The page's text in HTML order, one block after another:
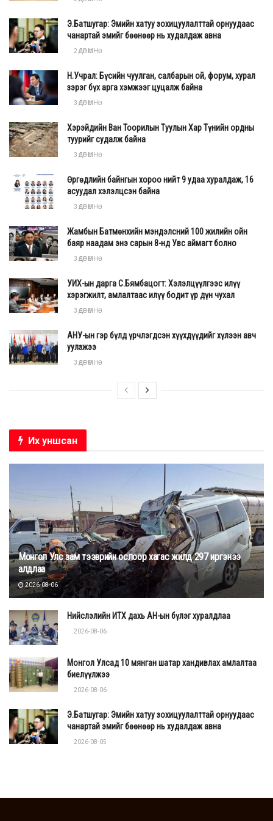
Э.Батшугар: Эмийн хатуу зохицуулалттай орнуудаас
чанартай эмийг бөөнөөр нь худалдаж авна
2 ӨДӨР ӨМНӨ
Н.Учрал: Бүсийн чуулган, салбарын ой, форум, хурал
зэрэг бүх арга хэмжээг цуцалж байна
3 ӨДӨР ӨМНӨ
Хэрэйдийн Ван Тоорилын Туулын Хар Түнийн ордны
туурийг судалж байна
3 ӨДӨР ӨМНӨ
Өргөдлийн байнгын хороо нийт 9 удаа хуралдаж, 16
асуудал хэлэлцсэн байна
3 ӨДӨР ӨМНӨ
Жамбын Батмөнхийн мэндэлсний 100 жилийн ойн
баяр наадам энэ сарын 8-нд Увс аймагт болно
3 ӨДӨР ӨМНӨ
УИХ-ын дарга С.Бямбацогт: Хэлэлцүүлгээс илүү
хэрэгжилт, амлалтаас илүү бодит үр дүн чухал
3 ӨДӨР ӨМНӨ
АНУ-ын гэр бүлд үрчлэгдсэн хүүхдүүдийг хүлээн авч
уулзжээ
3 ӨДӨР ӨМНӨ
Их уншсан
Монгол Улс зам тээврийн ослоор хагас жилд 297 иргэнээ
алдлаа
2026-08-06
Нийслэлийн ИТХ дахь АН-ын бүлэг хуралдлаа
2026-08-06
Монгол Улсад 10 мянган шатар хандивлах амлалтаа
биелүүлжээ
2026-08-06
Э.Батшугар: Эмийн хатуу зохицуулалттай орнуудаас
чанартай эмийг бөөнөөр нь худалдаж авна
2026-08-05